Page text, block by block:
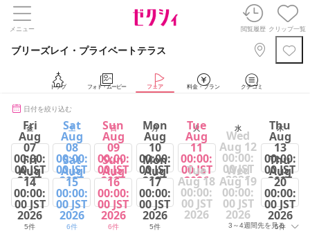
メニュー 閲覧履歴 クリップ一覧
ブリーズレイ・プライベートテラス
トップ フォト・ムービー フェア 料金・プラン クチコミ
日付を絞り込む
金 土 日 月 火 水 木
Fri
Aug
07
00:00:
00 JST
2026
5件
Sat
Aug
08
00:00:
00 JST
2026
6件
Sun
Aug
09
00:00:
00 JST
2026
6件
Mon
Aug
10
00:00:
00 JST
2026
5件
Tue
Aug
11
00:00:
00 JST
2026
6件
Wed
Aug 12
00:00:
00 JST
2026
Thu
Aug
13
00:00:
00 JST
2026
5件
Fri
Aug
14
00:00:
00 JST
2026
5件
Sat
Aug
15
00:00:
00 JST
2026
6件
Sun
Aug
16
00:00:
00 JST
2026
6件
Mon
Aug
17
00:00:
00 JST
2026
5件
Tue
Aug 18
00:00:
00 JST
2026
Wed
Aug 19
00:00:
00 JST
2026
Thu
Aug
20
00:00:
00 JST
2026
5件
3～4週間先を見る